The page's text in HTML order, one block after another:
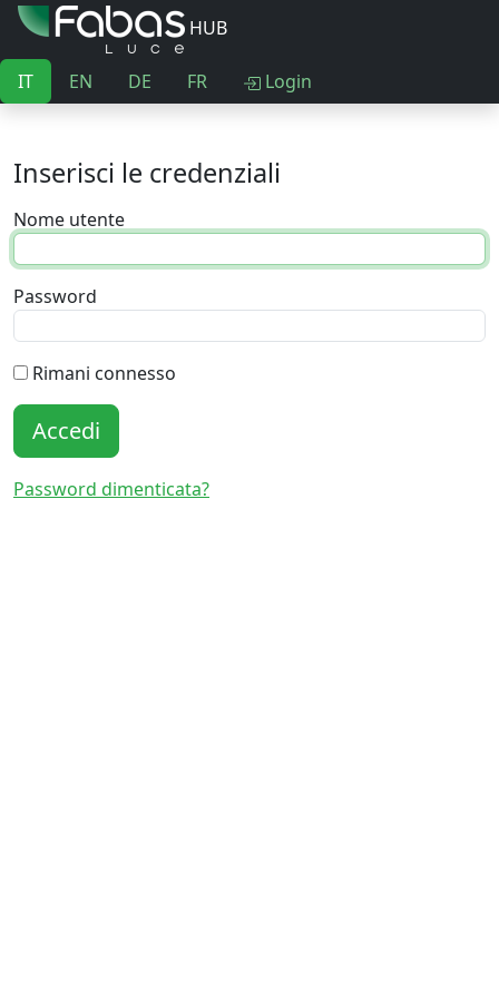
HUB
IT EN DE FR Login
Inserisci le credenziali
Nome utente
Password
Rimani connesso
Accedi
Password dimenticata?